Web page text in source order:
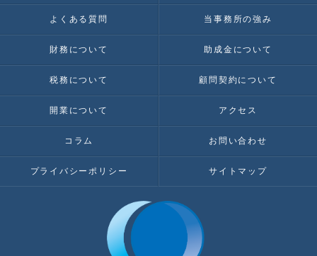
よくある質問 当事務所の強み
財務について 助成金について
税務について 顧問契約について
開業について アクセス
コラム お問い合わせ
プライバシーポリシー サイトマップ